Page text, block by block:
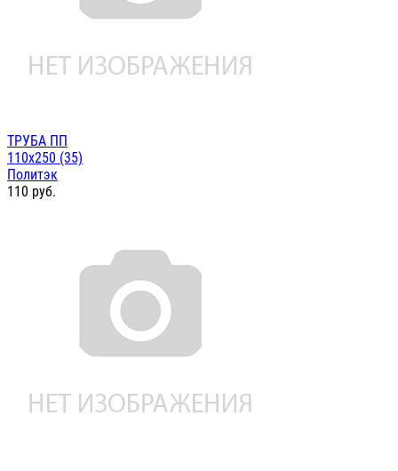
ТРУБА ПП
110х250 (35)
Политэк
110 руб.